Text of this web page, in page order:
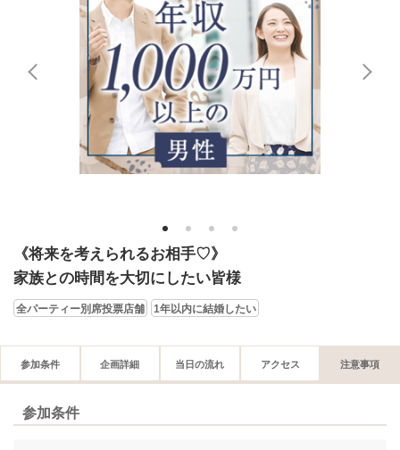
1 2 3 4
《将来を考えられるお相手♡》
家族との時間を大切にしたい皆様
全パーティー別席投票店舗 1年以内に結婚したい
参加条件 企画詳細 当日の流れ アクセス 注意事項
参加条件